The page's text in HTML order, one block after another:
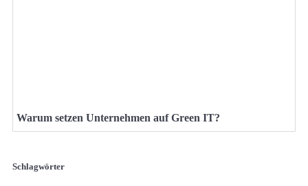
Warum setzen Unternehmen auf Green IT?
Schlagwörter